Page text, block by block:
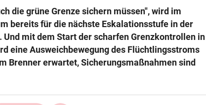
KG 2026
die grüne Grenze sichern müssen", wird im
bereits für die nächste Eskalationsstufe in der
mit dem Start der scharfen Grenzkontrollen in
eine Ausweichbewegung des Flüchtlingsstroms
Brenner erwartet, Sicherungsmaßnahmen sind